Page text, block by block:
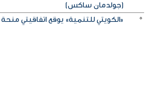
(جولدمان ساكس)
«الكويتي للتنمية» يوقع اتفاقيتي منحة بـ5 ملايين دولار لدعم الجهود الإنسانية في سوريا